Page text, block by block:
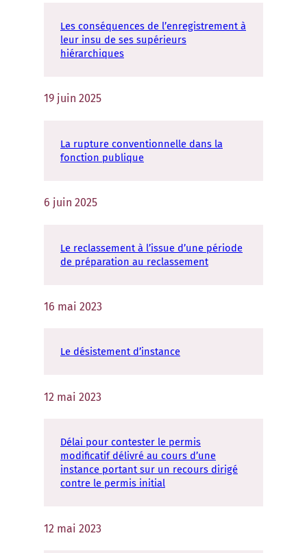
Les conséquences de l’enregistrement à
leur insu de ses supérieurs
hiérarchiques
19 juin 2025
La rupture conventionnelle dans la
fonction publique
6 juin 2025
Le reclassement à l’issue d’une période
de préparation au reclassement
16 mai 2023
Le désistement d’instance
12 mai 2023
Délai pour contester le permis
modificatif délivré au cours d’une
instance portant sur un recours dirigé
contre le permis initial
12 mai 2023